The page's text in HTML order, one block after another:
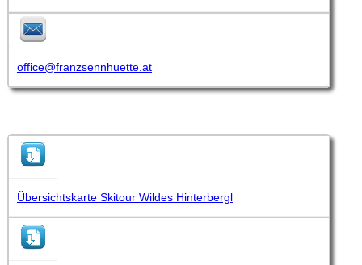
office@franzsennhuette.at
Übersichtskarte Skitour Wildes Hinterbergl